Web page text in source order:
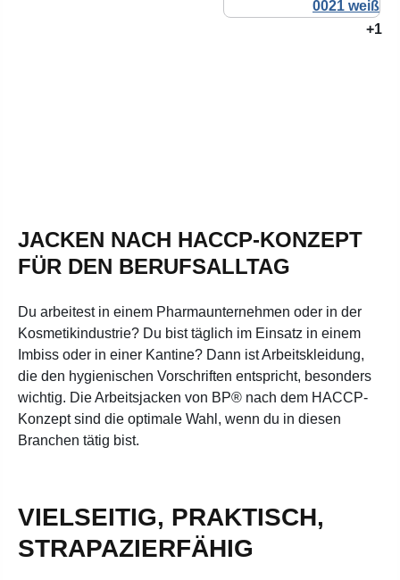
+1
JACKEN NACH HACCP-KONZEPT
FÜR DEN BERUFSALLTAG
Du arbeitest in einem Pharmaunternehmen oder in der
Kosmetikindustrie? Du bist täglich im Einsatz in einem
Imbiss oder in einer Kantine? Dann ist Arbeitskleidung,
die den hygienischen Vorschriften entspricht, besonders
wichtig. Die Arbeitsjacken von BP® nach dem HACCP-
Konzept sind die optimale Wahl, wenn du in diesen
Branchen tätig bist.
VIELSEITIG, PRAKTISCH,
STRAPAZIERFÄHIG